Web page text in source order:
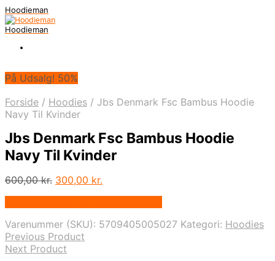
Hoodieman
Hoodieman
På Udsalg! 50%
Forside / Hoodies / Jbs Denmark Fsc Bambus Hoodie
Navy Til Kvinder
Jbs Denmark Fsc Bambus Hoodie
Navy Til Kvinder
600,00kr. Den
600,00 kr..
300,00 kr.
300,00 kr..
Varenummer (SKU): 5709405005027 Kategori: Hoodies
Previous Product
Next Product